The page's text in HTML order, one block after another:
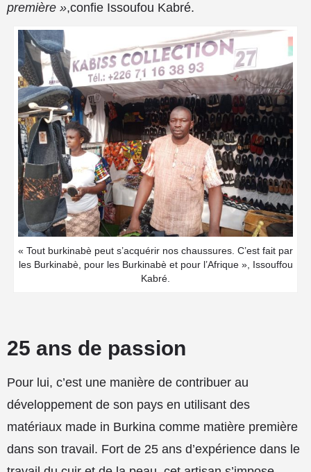
première »,confie Issoufou Kabré.
« Tout burkinabè peut s’acquérir nos chaussures. C’est fait par
les Burkinabè, pour les Burkinabè et pour l’Afrique », Issouffou
Kabré.
25 ans de passion
Pour lui, c’est une manière de contribuer au
développement de son pays en utilisant des
matériaux made in Burkina comme matière première
dans son travail. Fort de 25 ans d’expérience dans le